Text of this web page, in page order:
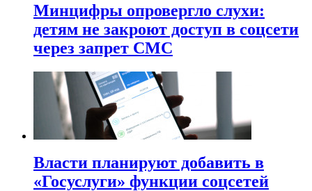
Минцифры опровергло слухи:
детям не закроют доступ в соцсети
через запрет СМС
Власти планируют добавить в
«Госуслуги» функции соцсетей